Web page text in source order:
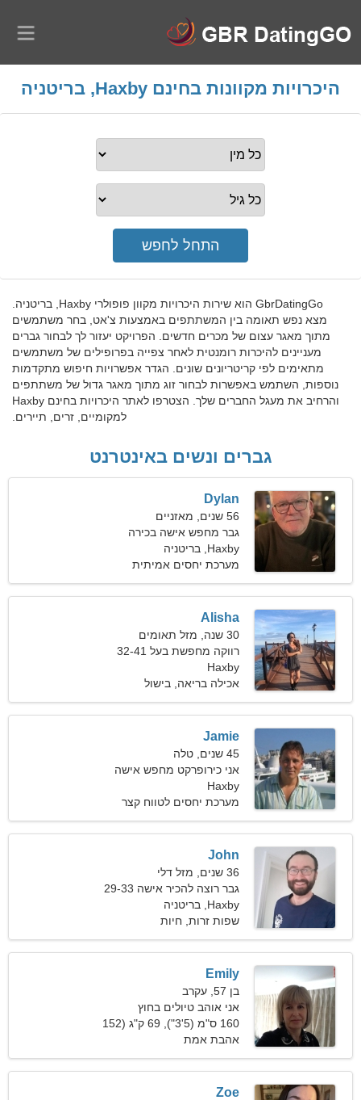
היכרויות מקוונות בחינם Haxby, בריטניה
GbrDatingGo הוא שירות היכרויות מקוון פופולרי Haxby, בריטניה.
מצא נפש תאומה בין המשתתפים באמצעות צ'אט, בחר משתמשים
מתוך מאגר עצום של מכרים חדשים. הפרויקט יעזור לך לבחור גברים
מעניינים להיכרות רומנטית לאחר צפייה בפרופילים של משתמשים
מתאימים לפי קריטריונים שונים. הגדר אפשרויות חיפוש מתקדמות
נוספות, השתמש באפשרות לבחור זוג מתוך מאגר גדול של משתתפים
והרחיב את מעגל החברים שלך. הצטרפו לאתר היכרויות בחינם Haxby
למקומיים, זרים, תיירים.
גברים ונשים באינטרנט
Dylan
56 שנים, מאזניים
גבר מחפש אישה בכירה
Haxby, בריטניה
מערכת יחסים אמיתית
Alisha
30 שנה, מזל תאומים
רווקה מחפשת בעל 32-41
Haxby
אכילה בריאה, בישול
Jamie
45 שנים, טלה
אני כירופרקט מחפש אישה
לוהטת
Haxby
מערכת יחסים לטווח קצר
John
36 שנים, מזל דלי
גבר רוצה להכיר אישה 29-33
Haxby, בריטניה
שפות זרות, חיות
Emily
בן 57, עקרב
אני אוהב טיולים בחוץ
וכדורעף
160 ס"מ (5'3"), 69 ק"ג (152
פאונד)
אהבת אמת
Zoe